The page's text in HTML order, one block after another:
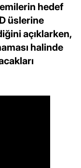
hedef
üslerine
açıklarken,
halinde